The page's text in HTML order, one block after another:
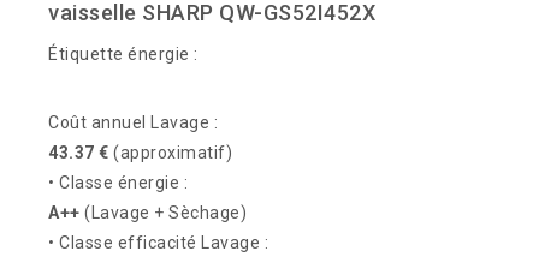
vaisselle SHARP QW-GS52I452X
Étiquette énergie :
Coût annuel Lavage :
43.37 € (approximatif)
• Classe énergie :
A++ (Lavage + Sèchage)
• Classe efficacité Lavage :